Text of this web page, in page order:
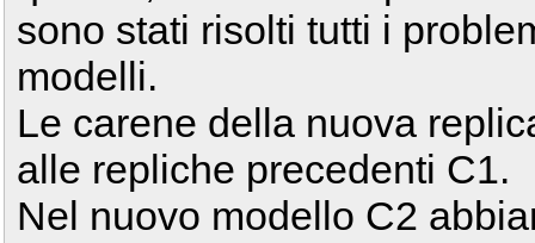
sono stati risolti tutti i
modelli.
Le carene della nuova
alle repliche precedenti C1.
Nel nuovo modello C2